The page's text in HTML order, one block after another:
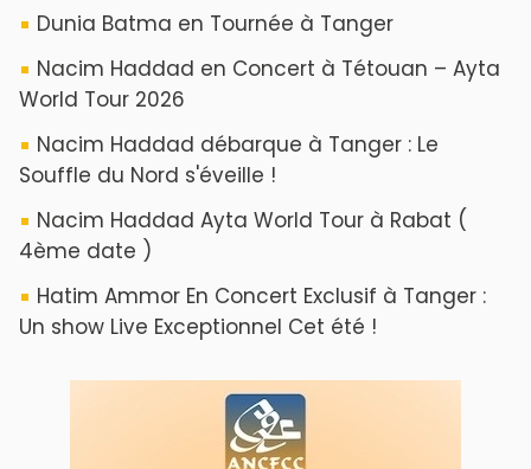
Dunia Batma en Tournée à Tanger
Nacim Haddad en Concert à Tétouan – Ayta
World Tour 2026
Nacim Haddad débarque à Tanger : Le
Souffle du Nord s'éveille !
Nacim Haddad Ayta World Tour à Rabat (
4ème date )
Hatim Ammor En Concert Exclusif à Tanger :
Un show Live Exceptionnel Cet été !